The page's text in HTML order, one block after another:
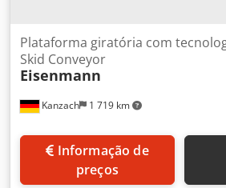
Kanzach 1 719 km
Plataforma giratória com
Skid Conveyor
Eisenmann
preços